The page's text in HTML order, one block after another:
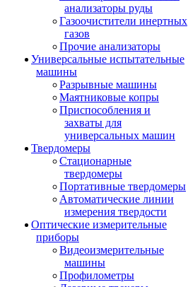
анализаторы руды
Газоочистители инертных
газов
Прочие анализаторы
Универсальные испытательные
машины
Разрывные машины
Маятниковые копры
Приспособления и
захваты для
универсальных машин
Твердомеры
Стационарные
твердомеры
Портативные твердомеры
Автоматические линии
измерения твердости
Оптические измерительные
приборы
Видеоизмерительные
машины
Профилометры